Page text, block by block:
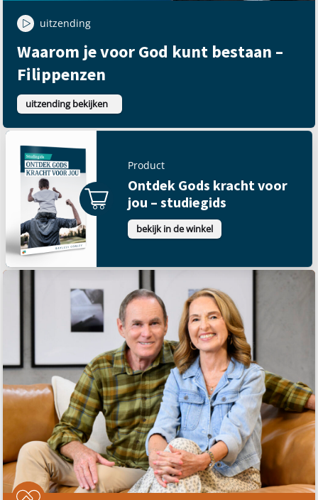
uitzending
Waarom je voor God kunt bestaan –
Filippenzen
uitzending bekijken
Product
Ontdek Gods kracht voor
jou – studiegids
bekijk in de winkel